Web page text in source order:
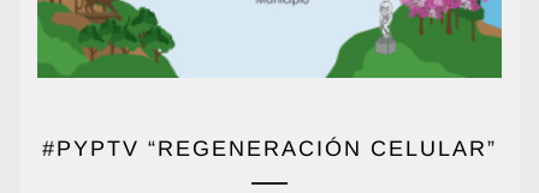
#PYPTV “REGENERACIÓN CELULAR”